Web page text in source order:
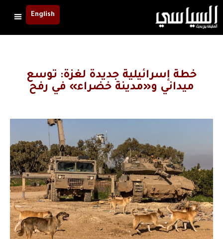
English
خطة إسرائيلية جديدة لغزة: توسع
ميداني و«مدينة خضراء» في رفح